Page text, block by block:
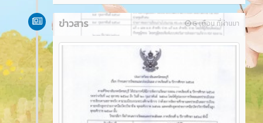
6 เดือน ที่ผ่านมา
ข่าวสาร